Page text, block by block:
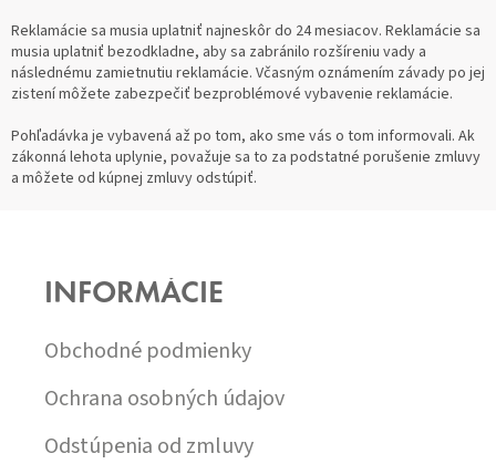
Reklamácie sa musia uplatniť najneskôr do 24 mesiacov. Reklamácie sa
musia uplatniť bezodkladne, aby sa zabránilo rozšíreniu vady a
následnému zamietnutiu reklamácie. Včasným oznámením závady po jej
zistení môžete zabezpečiť bezproblémové vybavenie reklamácie.
Pohľadávka je vybavená až po tom, ako sme vás o tom informovali. Ak
zákonná lehota uplynie, považuje sa to za podstatné porušenie zmluvy
a môžete od kúpnej zmluvy odstúpiť.
INFORMÁCIE
Obchodné podmienky
Ochrana osobných údajov
Odstúpenia od zmluvy